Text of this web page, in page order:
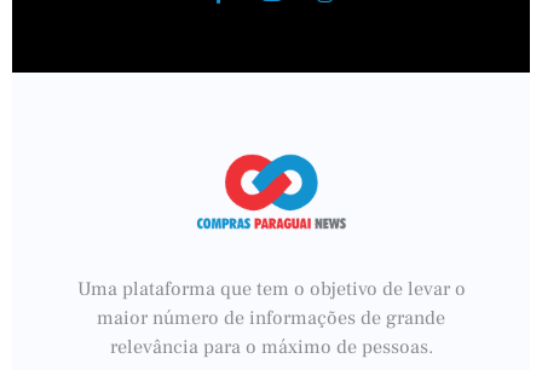
Uma plataforma que tem o objetivo de levar o
maior número de informações de grande
relevância para o máximo de pessoas.